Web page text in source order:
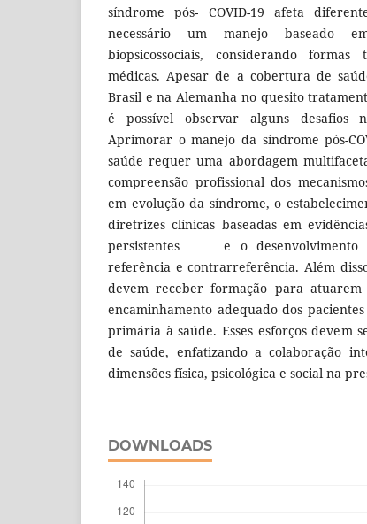
síndrome pós- COVID-19 afeta
necessário um manejo baseado
biopsicossociais, considerando
médicas. Apesar de a cobertura de
Brasil e na Alemanha no quesito
é possível observar alguns desafios
Aprimorar o manejo da síndrome pós-
saúde requer uma abordagem
compreensão profissional dos
em evolução da síndrome, o
diretrizes clínicas baseadas em
persistentes e o desenvolvimento
referência e contrarreferência. Além
devem receber formação para
encaminhamento adequado dos
primária à saúde. Esses esforços devem
de saúde, enfatizando a colaboração
dimensões física, psicológica e social na
DOWNLOADS